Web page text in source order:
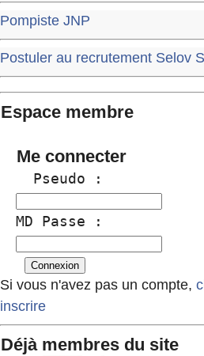
Pompiste JNP
Postuler au recrutement Selov
Espace membre
Me connecter
  Pseudo :
MD Passe :
Si vous n'avez pas un compte,
inscrire
Déjà membres du site